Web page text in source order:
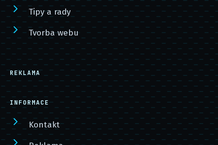
Tipy a rady
Tvorba webu
REKLAMA
INFORMACE
Kontakt